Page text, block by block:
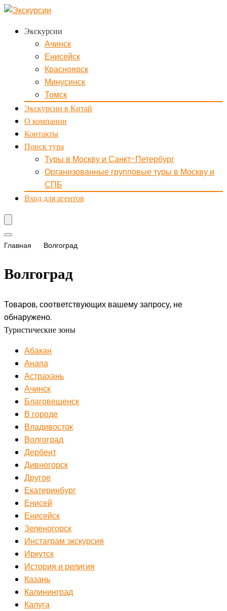
Экскурсии
Ачинск
Енисейск
Красноярск
Минусинск
Томск
Экскурсии в Китай
О компании
Контакты
Поиск тура
Туры в Москву и Санкт-Петербург
Организованные групповые туры в Москву и
СПБ
Вход для агентов
Главная Волгоград
Волгоград
Товаров, соответствующих вашему запросу, не
обнаружено.
Туристические зоны
Абакан
Анапа
Астрахань
Ачинск
Благовещенск
В городе
Владивосток
Волгоград
Дербент
Дивногорск
Другое
Екатеринбург
Енисей
Енисейск
Зеленогорск
Инстаграм экскурсия
Иркутск
История и религия
Казань
Калининград
Калуга